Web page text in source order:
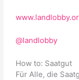
@landlobby
How to: Saatgut
Für Alle, die